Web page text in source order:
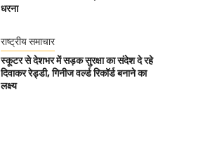
धरना
राष्ट्रीय समाचार
स्कूटर से देशभर में सड़क सुरक्षा का संदेश दे रहे
दिवाकर रेड्डी, गिनीज वर्ल्ड रिकॉर्ड बनाने का
लक्ष्य